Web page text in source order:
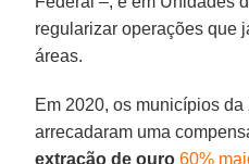
regularizar operações que
áreas.
Em 2020, os municípios da
arrecadaram uma
extração de ouro 60%